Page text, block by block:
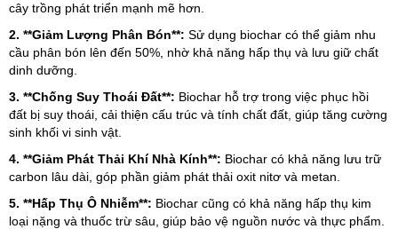
cây trồng phát triển mạnh mẽ hơn.
2. **Giảm Lượng Phân Bón**: Sử dụng biochar có thể giảm nhu
cầu phân bón lên đến 50%, nhờ khả năng hấp thụ và lưu giữ chất
dinh dưỡng.
3. **Chống Suy Thoái Đất**: Biochar hỗ trợ trong việc phục hồi
đất bị suy thoái, cải thiện cấu trúc và tính chất đất, giúp tăng cường
sinh khối vi sinh vật.
4. **Giảm Phát Thải Khí Nhà Kính**: Biochar có khả năng lưu trữ
carbon lâu dài, góp phần giảm phát thải oxit nitơ và metan.
5. **Hấp Thụ Ô Nhiễm**: Biochar cũng có khả năng hấp thụ kim
loại nặng và thuốc trừ sâu, giúp bảo vệ nguồn nước và thực phẩm.